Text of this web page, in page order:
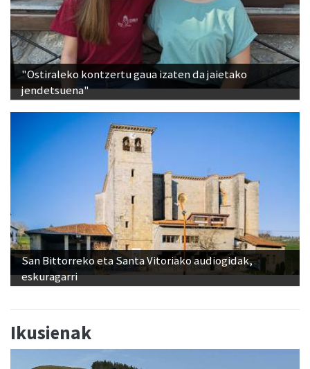
"Ostiraleko kontzertu gaua izaten da jaietako
jendetsuena"
San Bittorreko eta Santa Vitoriako audiogidak,
eskuragarri
Ikusienak